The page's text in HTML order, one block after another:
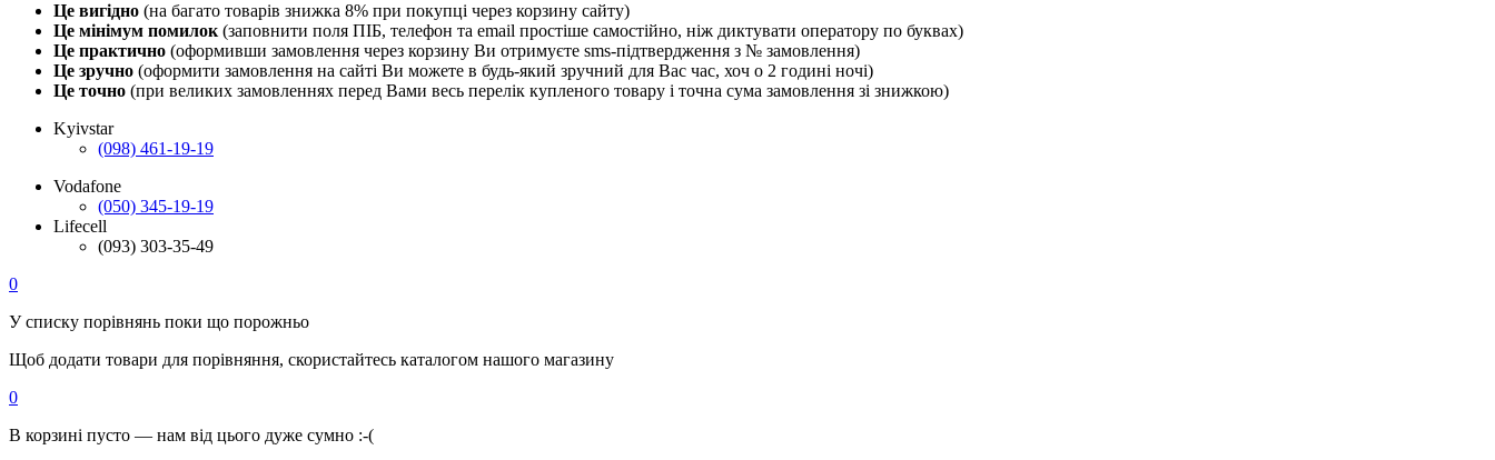
Це вигідно (на багато товарів знижка 8% при покупці через корзину сайту)
Це мінімум помилок (заповнити поля ПІБ, телефон та email простіше самостійно, ніж диктувати оператору по буквах)
Це практично (оформивши замовлення через корзину Ви отримуєте sms-підтвердження з № замовлення)
Це зручно (оформити замовлення на сайті Ви можете в будь-який зручний для Вас час, хоч о 2 годині ночі)
Це точно (при великих замовленнях перед Вами весь перелік купленого товару і точна сума замовлення зі знижкою)
Kyivstar
(098) 461-19-19
Vodafone
(050) 345-19-19
Lifecell
(093) 303-35-49
0
У списку порівнянь поки що порожньо
Щоб додати товари для порівняння, скористайтесь каталогом нашого магазину
0
В корзині пусто — нам від цього дуже сумно :-(